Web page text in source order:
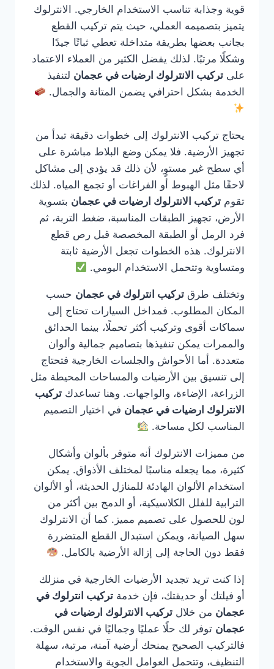
قوية وجذابة تناسب الاستخدام الخارجي. الانترلوك
يتميز بتصميمه العملي، حيث يتم تركيب القطع
بجانب بعضها بطريقة متداخلة تعطي ثباتًا جيدًا
وشكلًا مرتبًا. لذلك يفضل الكثير من العملاء الاعتماد
على تركيب الانترلوك ارضيات في عجمان لتنفيذ
الخدمة بشكل احترافي يضمن المتانة والجمال.
يحتاج تركيب الانترلوك إلى خطوات دقيقة تبدأ من
تجهيز الأرضية. فلا يمكن وضع البلاط مباشرة على
أي سطح غير مستوٍ، لأن ذلك قد يؤدي إلى مشاكل
لاحقًا مثل الهبوط أو الفراغات أو تجمع المياه. لذلك
تقوم تركيب الانترلوك ارضيات في عجمان بتسوية
الأرض، تجهيز الطبقات المناسبة، ضغط التربة، ثم
فرد الرمل أو الطبقة المخصصة قبل رص قطع
الانترلوك. هذه الخطوات تجعل الأرضية ثابتة
ومتساوية وتتحمل الاستخدام اليومي.
وتختلف طرق تركيب انترلوك في عجمان حسب
المكان المطلوب. فمداخل السيارات تحتاج إلى
سماكات أقوى وتركيب أكثر تحملًا، بينما الحدائق
والممرات يمكن تنفيذها بتصاميم جمالية وألوان
متعددة. أما الأحواش والجلسات الخارجية فتحتاج
إلى تنسيق بين الأرضيات والمساحات المحيطة مثل
الزراعة، الإضاءة، والواجهات. وهنا تساعدك تركيب
الانترلوك ارضيات في عجمان في اختيار التصميم
المناسب لكل مساحة.
من مميزات الانترلوك أنه متوفر بألوان وأشكال
كثيرة، مما يجعله مناسبًا لمختلف الأذواق. يمكن
استخدام الألوان الهادئة للمنازل الحديثة، أو الألوان
الترابية للفلل الكلاسيكية، أو الدمج بين أكثر من
لون للحصول على تصميم مميز. كما أن الانترلوك
سهل الصيانة، ويمكن استبدال القطع المتضررة
فقط دون الحاجة إلى إزالة الأرضية بالكامل.
إذا كنت تريد تجديد الأرضيات الخارجية في منزلك
أو فيلتك أو حديقتك، فإن خدمة تركيب انترلوك في
عجمان من خلال تركيب الانترلوك ارضيات في
عجمان توفر لك حلًا عمليًا وجماليًا في نفس الوقت.
فالتركيب الصحيح يمنحك أرضية آمنة، مرتبة، سهلة
التنظيف، وتتحمل العوامل الجوية والاستخدام